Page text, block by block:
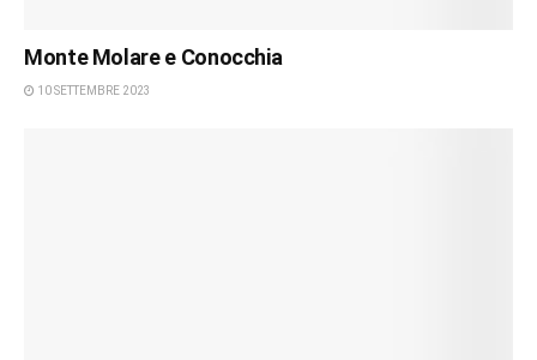
Monte Molare e Conocchia
10 SETTEMBRE 2023